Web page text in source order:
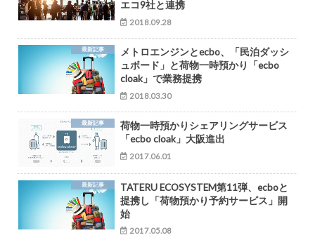
エコ9社と連携
2018.09.28
最新記事
メトロエンジンとecbo、「民泊ダッシ
ュボード」と荷物一時預かり「ecbo
cloak」で業務提携
2018.03.30
最新記事
荷物一時預かりシェアリングサービス
「ecbo cloak」大阪進出
2017.06.01
最新記事
TATERU ECOSYSTEM第11弾、ecboと
提携し「荷物預かり予約サービス」開
始
2017.05.08